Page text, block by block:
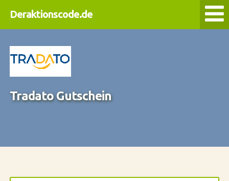
Deraktionscode.de
Tradato Gutschein